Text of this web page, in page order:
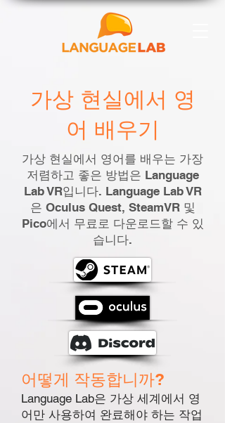
가상 현실에서 영어를 배우는 가장
저렴하고 좋은 방법은 Language
Lab VR입니다. Language Lab VR
은 Oculus Quest, SteamVR 및
Pico에서 무료로 다운로드할 수 있
습니다.
어떻게 작동합니까?
Language Lab은 가상 세계에서 영
어만 사용하여 완료해야 하는 작업
가상 현실에서 영
어 배우기